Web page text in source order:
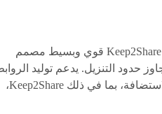
هو تنزيل Keep2Share premium قوي وبسيط مصمم
حدود التنزيل. يدعم توليد
المتميزة للعديد من منصات الاستضافة، بما في ذلك Keep2Share،